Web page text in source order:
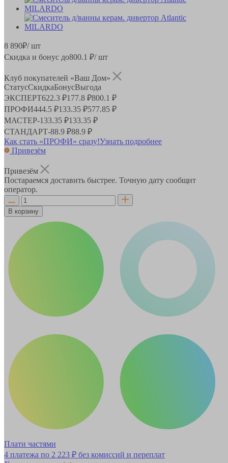
8 890₽/ шт
Скидка и бонус до800.1 ₽/ шт
Клуб покупателей «Ваш Дом»
СтатусСкидкаБонусВыгода
ЭКСПЕРТ622.3 ₽177.8 ₽800.1 ₽
ПРОФИ444.5 ₽133.35 ₽577.85 ₽
МАСТЕР-133.35 ₽133.35 ₽
СТАНДАРТ-88.9 ₽88.9 ₽
Как стать «ПРОФИ» сразу!Узнать подробнее
Привезём
Привезём
Постараемся доставить быстрее. Точную дату сообщит
оператор.
В корзину
Плати частями
4 платежа по 2 223 ₽ без комиссий и переплат